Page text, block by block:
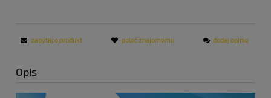
zapytaj o produkt poleć znajomemu dodaj opinię
Opis